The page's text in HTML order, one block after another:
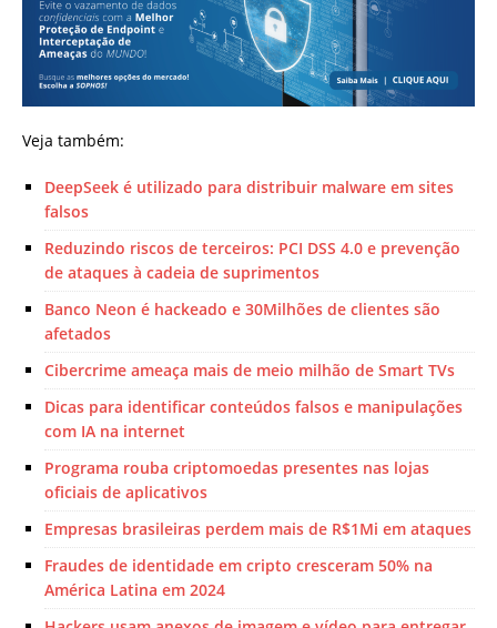
Veja também:
DeepSeek é utilizado para distribuir malware em sites
falsos
Reduzindo riscos de terceiros: PCI DSS 4.0 e prevenção
de ataques à cadeia de suprimentos
Banco Neon é hackeado e 30Milhões de clientes são
afetados
Cibercrime ameaça mais de meio milhão de Smart TVs
Dicas para identificar conteúdos falsos e manipulações
com IA na internet
Programa rouba criptomoedas presentes nas lojas
oficiais de aplicativos
Empresas brasileiras perdem mais de R$1Mi em ataques
Fraudes de identidade em cripto cresceram 50% na
América Latina em 2024